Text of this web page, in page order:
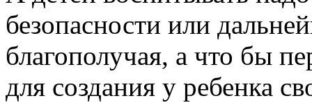
безопасности или
благополучая, а что бы
для создания у ребенка